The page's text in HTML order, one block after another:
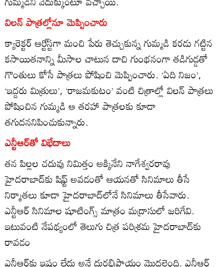
విలన్‌ పాత్రల్లోనూ మెప్పించారు
క్యారెక్టర్‌ ఆర్టి్‌స్టగా మంచి పేరు తెచ్చుకున్న గుమ్మడి కరడు గట్టిన
కసాయితనాన్ని మీసాల చాటున దాచి గుంభనంగా తడిగుడ్డతో
గొంతులు కోసే పాత్రలు పోషించి మెప్పించారు. ‘ఏది నిజం’,
‘ఇద్దరు మిత్రులు’, ‘రాజమకుటం’ వంటి చిత్రాల్లో విలన్‌ పాత్రలు
పోషించిన గుమ్మడి ఆ తరహా పాత్రలకు కూడా
తగుదననిపించుకున్నారు.
ఎన్టీఆర్‌తో విభేదాలు
తన పిల్లల చదువు నిమిత్తం అక్కినేని నాగేశ్వరరావు
హైదరాబాద్‌కు షిఫ్ట్‌ అవడంతో ఆయనతో సినిమాలు తీసే
నిర్మాతలు కూడా హైదరాబాద్‌లోనే సినిమాలు తీసేవారు.
ఎన్టీఆర్‌ సినిమాల షూటింగ్స్‌ మాత్రం మద్రాసులో జరిగేవి.
ఇటువంటి నేపథ్యంలో తెలుగు చిత్ర పరిశ్రమ హైదరాబాద్‌కు
రావడం
ఎన్టీఆర్‌కు ఇష్టం లేదు అనే దురభిప్రాయం మొదలైంది. ఎన్టీఆర్‌